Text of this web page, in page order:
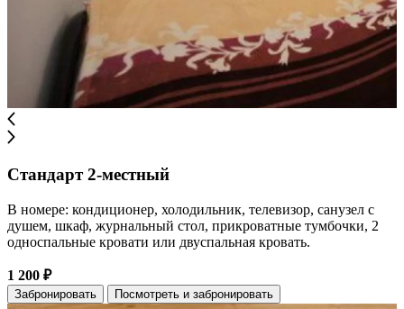
Стандарт 2-местный
В номере: кондиционер, холодильник, телевизор, санузел с
душем, шкаф, журнальный стол, прикроватные тумбочки, 2
односпальные кровати или двуспальная кровать.
1 200 ₽
Забронировать Посмотреть и забронировать